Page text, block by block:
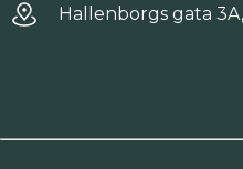
Hallenborgs gata 3A,